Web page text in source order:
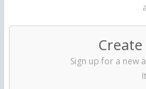
Sign up for a new